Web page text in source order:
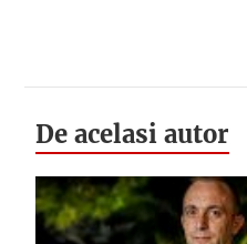
De acelasi autor